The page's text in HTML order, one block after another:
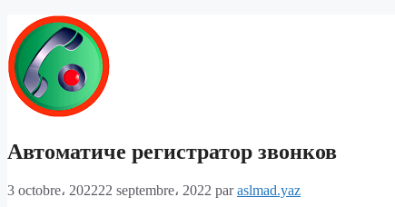
Автоматиче регистратор звонков
3 octobre، 202222 septembre، 2022 paraslmad.yaz